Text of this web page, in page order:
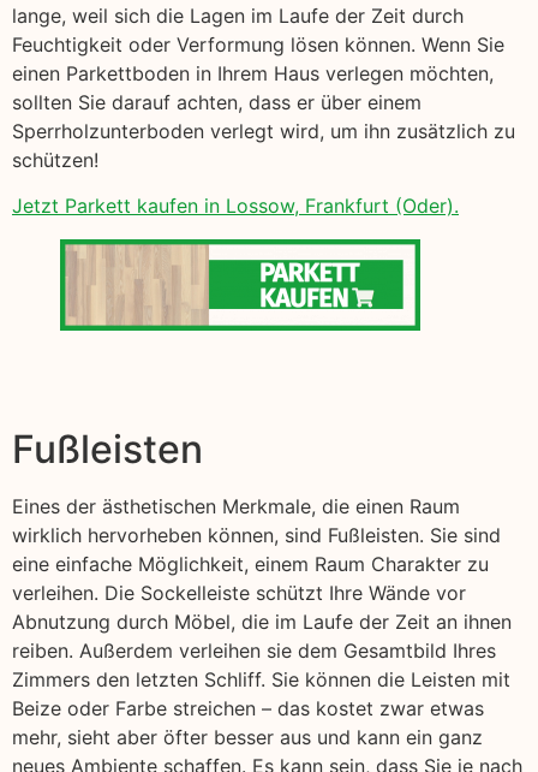
lange, weil sich die Lagen im Laufe der Zeit durch
Feuchtigkeit oder Verformung lösen können. Wenn Sie
einen Parkettboden in Ihrem Haus verlegen möchten,
sollten Sie darauf achten, dass er über einem
Sperrholzunterboden verlegt wird, um ihn zusätzlich zu
schützen!
Jetzt Parkett kaufen in Lossow, Frankfurt (Oder).
Fußleisten
Eines der ästhetischen Merkmale, die einen Raum
wirklich hervorheben können, sind Fußleisten. Sie sind
eine einfache Möglichkeit, einem Raum Charakter zu
verleihen. Die Sockelleiste schützt Ihre Wände vor
Abnutzung durch Möbel, die im Laufe der Zeit an ihnen
reiben. Außerdem verleihen sie dem Gesamtbild Ihres
Zimmers den letzten Schliff. Sie können die Leisten mit
Beize oder Farbe streichen – das kostet zwar etwas
mehr, sieht aber öfter besser aus und kann ein ganz
neues Ambiente schaffen. Es kann sein, dass Sie je nach